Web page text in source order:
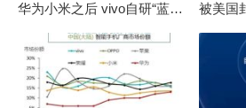
华为小米之后 vivo自研“蓝河”操作系统重磅发布